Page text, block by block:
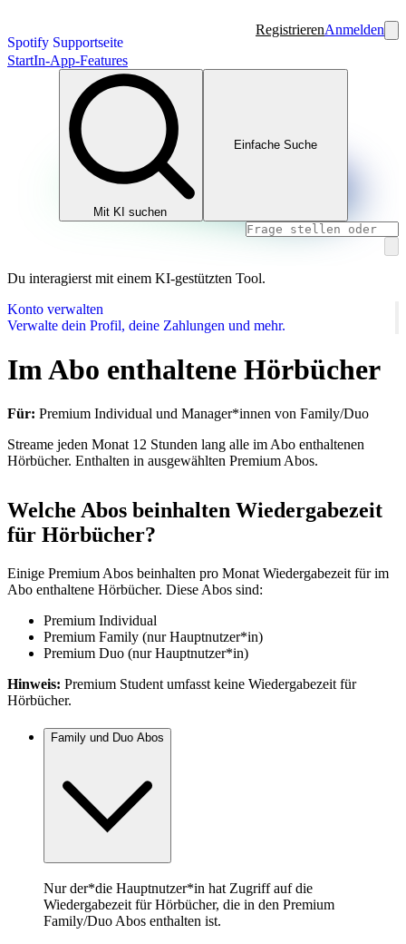
Spotify Supportseite
RegistrierenAnmelden
StartIn-App-Features
Mit KI suchen
Einfache Suche
Du interagierst mit einem KI-gestützten Tool.
Konto verwalten
Verwalte dein Profil, deine Zahlungen und mehr.
Im Abo enthaltene Hörbücher
Für: Premium Individual und Manager*innen von Family/Duo
Streame jeden Monat 12 Stunden lang alle im Abo enthaltenen
Hörbücher. Enthalten in ausgewählten Premium Abos.
Welche Abos beinhalten Wiedergabezeit
für Hörbücher?
Einige Premium Abos beinhalten pro Monat Wiedergabezeit für im
Abo enthaltene Hörbücher. Diese Abos sind:
Premium Individual
Premium Family (nur Hauptnutzer*in)
Premium Duo (nur Hauptnutzer*in)
Hinweis: Premium Student umfasst keine Wiedergabezeit für
Hörbücher.
Family und Duo Abos
Nur der*die Hauptnutzer*in hat Zugriff auf die
Wiedergabezeit für Hörbücher, die in den Premium
Family/Duo Abos enthalten ist.